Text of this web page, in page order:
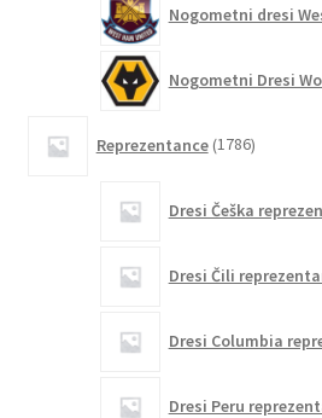
Nogometni dresi
Nogometni Dresi
Reprezentance 1786izdelkov
Dresi Češka
Dresi Čili
Dresi Columbia
Dresi Peru